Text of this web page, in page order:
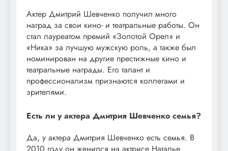
Актер Дмитрий Шевченко получил много
наград за свои кино- и театральные работы. Он
стал лауреатом премий «Золотой Орел» и
«Ника» за лучшую мужскую роль, а также был
номинирован на другие престижные кино и
театральные награды. Его талант и
профессионализм признаются коллегами и
зрителями.
Есть ли у актера Дмитрия Шевченко семья?
Да, у актера Дмитрия Шевченко есть семья. В
2010 году он женился на актрисе Наталье